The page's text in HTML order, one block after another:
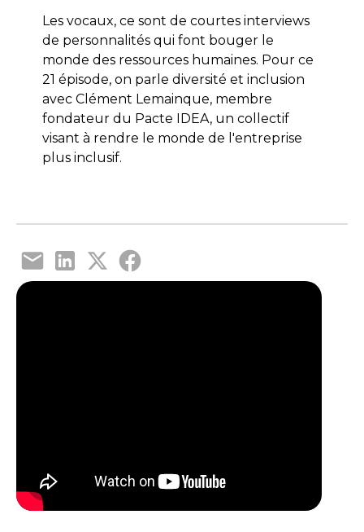
Les vocaux, ce sont de courtes interviews
de personnalités qui font bouger le
monde des ressources humaines. Pour ce
21 épisode, on parle diversité et inclusion
avec Clément Lemainque, membre
fondateur du Pacte IDEA, un collectif
visant à rendre le monde de l'entreprise
plus inclusif.